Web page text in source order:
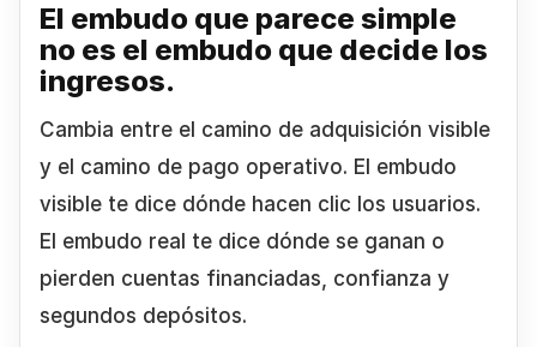
El embudo que parece simple
no es el embudo que decide los
ingresos.
Cambia entre el camino de adquisición visible
y el camino de pago operativo. El embudo
visible te dice dónde hacen clic los usuarios.
El embudo real te dice dónde se ganan o
pierden cuentas financiadas, confianza y
segundos depósitos.